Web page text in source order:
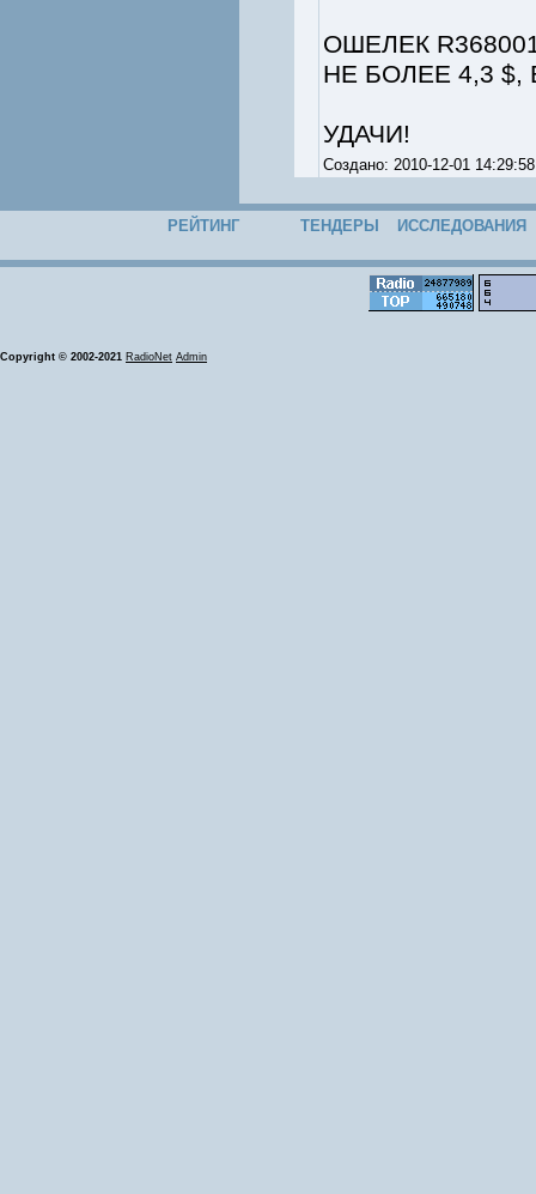
ОШЕЛЕК
НЕ БОЛЕЕ 4,3 $,
УДАЧИ!
Создано: 2010-12-01
РЕЙТИНГ ТЕНДЕРЫ ИССЛЕДОВАНИЯ
Copyright © 2002-2021 RadioNet Admin